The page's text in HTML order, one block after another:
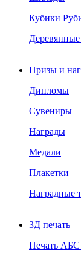
Кубики
Деревянные
Призы и
Дипломы
Сувениры
Награды
Медали
Плакетки
Наградные
3Д печать
Печать АБС